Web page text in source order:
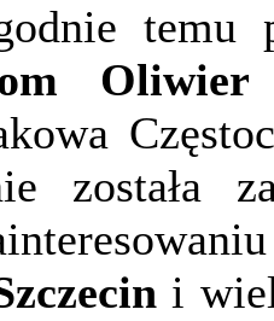
temu
Oliwier
została
i